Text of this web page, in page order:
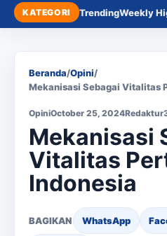
KATEGORI TrendingWeekly
Beranda/Opini/
Mekanisasi Sebagai Vitalitas
OpiniOctober 25, 2024Redaktur
Mekanisasi
Vitalitas
Indonesia
BAGIKAN WhatsApp